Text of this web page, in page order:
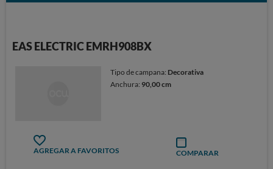
EAS ELECTRIC EMRH908BX
Tipo de campana: Decorativa
Anchura: 90,00 cm
AGREGAR A FAVORITOS COMPARAR